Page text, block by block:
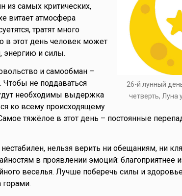
26-й лунный
четверть,
из самых критических,
витает атмосфера
тратят много
в этот день человек может
энергию и силы.
и самообман –
Чтобы не поддаваться
необходимы выдержка
ко всему происходящему
тяжёлое в этот день – постоянные
нельзя верить ни обещаниям, ни
в проявлении эмоций: благоприятнее
веселья. Лучше поберечь силы и
горами.